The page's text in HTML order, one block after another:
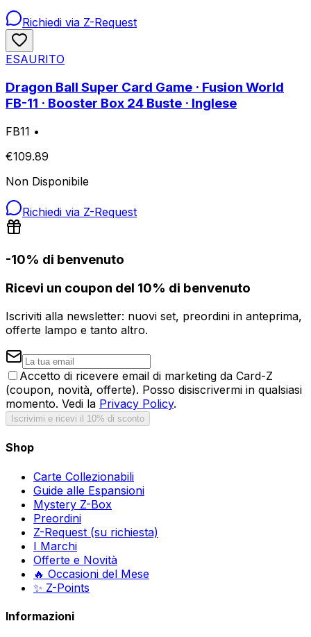
Richiedi via Z-Request
ESAURITO
Dragon Ball Super Card Game · Fusion World
FB-11 · Booster Box 24 Buste · Inglese
FB11 •
€109.89
Non Disponibile
Richiedi via Z-Request
-10% di benvenuto
Ricevi un coupon del 10% di benvenuto
Iscriviti alla newsletter: nuovi set, preordini in anteprima,
offerte lampo e tanto altro.
Accetto di ricevere email di marketing da Card-Z
(coupon, novità, offerte). Posso disiscrivermi in qualsiasi
momento. Vedi la Privacy Policy.
Iscrivimi e ricevi il 10% di sconto
Shop
Carte Collezionabili
Guide alle Espansioni
Mystery Z-Box
Preordini
Z-Request (su richiesta)
I Marchi
Offerte e Novità
🔥 Occasioni del Mese
✨ Z-Points
Informazioni